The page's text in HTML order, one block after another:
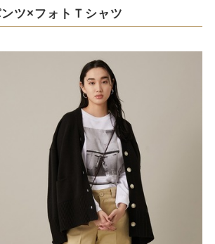
ツ×フォトＴシャツ